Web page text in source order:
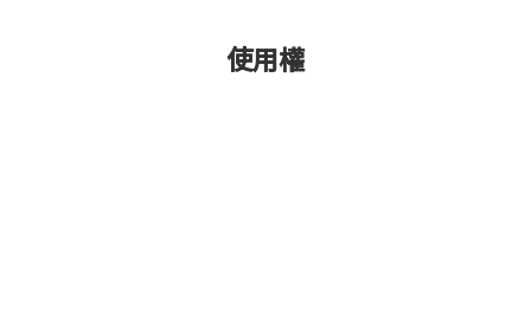
使用權